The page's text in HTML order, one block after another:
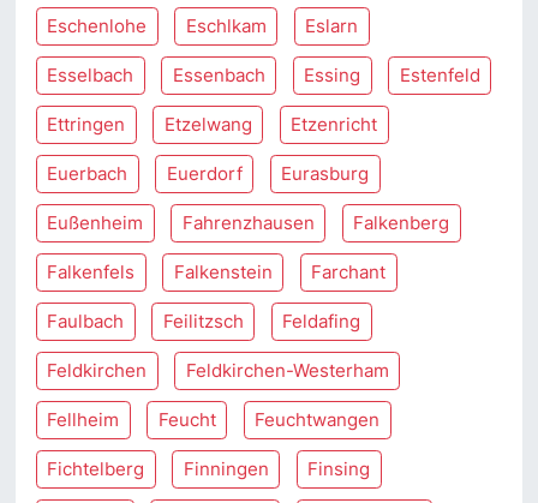
Eschenlohe Eschlkam Eslarn
Esselbach Essenbach Essing Estenfeld
Ettringen Etzelwang Etzenricht
Euerbach Euerdorf Eurasburg
Eußenheim Fahrenzhausen Falkenberg
Falkenfels Falkenstein Farchant
Faulbach Feilitzsch Feldafing
Feldkirchen Feldkirchen-Westerham
Fellheim Feucht Feuchtwangen
Fichtelberg Finningen Finsing